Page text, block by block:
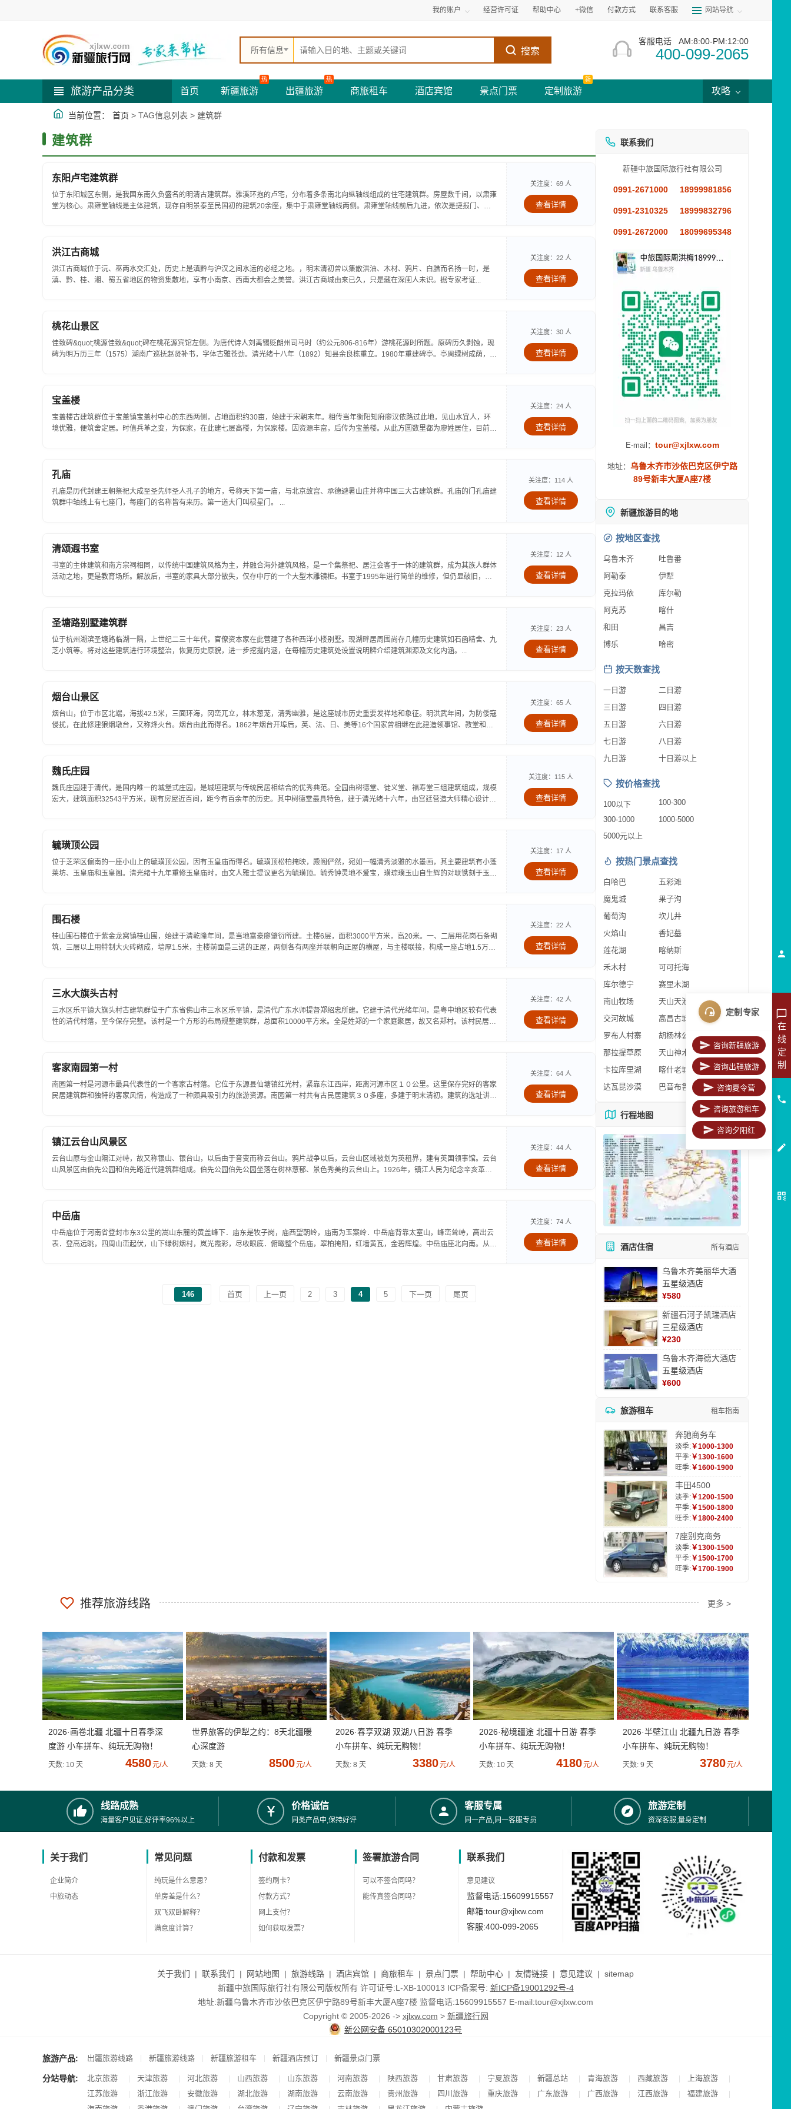
我的账户 经营许可证 帮助中心 +微信 付款方式 联系客服 网站导航
所有信息 搜索
客服电话 AM:8:00-PM:12:00
400-099-2065
旅游产品分类 首页 新疆旅游
热
出疆旅游
热
商旅租车 酒店宾馆 景点门票 定制旅游
新
攻略
当前位置： 首页 > TAG信息列表 > 建筑群
建筑群
东阳卢宅建筑群
位于东阳城区东侧，是我国东南久负盛名的明清古建筑群。雅溪环抱的卢宅，分布着多条南北向纵轴线组成的住宅建筑群。房屋数千间，以肃雍
堂为核心。肃雍堂轴线是主体建筑，现存自明景泰至民国初的建筑20余座，集中于肃雍堂轴线两侧。肃雍堂轴线前后九进，依次是捷报门、国
关注度：69 人
查看详情
洪江古商城
洪江古商城位于沅、巫两水交汇处，历史上是滇黔与沪汉之间水运的必经之地。，明末清初曾以集散洪油、木材、鸦片、白腊而名扬一时，是
滇、黔、桂、湘、蜀五省地区的物资集散地，享有小南京、西南大都会之美誉。洪江古商城由来已久，只是藏在深闺人未识。据专家考证...
关注度：22 人
查看详情
桃花山景区
佳致碑&quot;桃源佳致&quot;碑在桃花源宾馆左侧。为唐代诗人刘禹锡贬朗州司马时（约公元806-816年）游桃花源时所题。原碑历久剥蚀，现
碑为明万历三年（1575）湖南广巡抚赵贤补书，字体古雅苍劲。清光绪十八年（1892）知县余良栋重立。1980年重建碑亭。亭周绿树成荫，阡
关注度：30 人
查看详情
宝盖楼
宝盖楼古建筑群位于宝盖镇宝盖村中心的东西两侧，占地面积约30亩，始建于宋朝末年。相传当年衡阳知府廖汉依路过此地，见山水宜人，环
境优雅，便筑舍定居。时值兵革之变，为保家，在此建七层高楼，为保家楼。因资源丰富，后传为宝盖楼。从此方圆数里都为廖姓居住，目前仍
关注度：24 人
查看详情
孔庙
孔庙是历代封建王朝祭祀大成至圣先师圣人孔子的地方，号称天下第一庙，与北京故宫、承德避暑山庄并称中国三大古建筑群。孔庙的门孔庙建
筑群中轴线上有七座门，每座门的名称皆有来历。第一道大门叫棂星门。 ...
关注度：114 人
查看详情
清颂遐书室
书室的主体建筑和南方宗祠相同，以传统中国建筑风格为主，并融合海外建筑风格，是一个集祭祀、居注会客于一体的建筑群，成为其族人群体
活动之地，更是教育场所。解放后，书室的家具大部分散失，仅存中厅的一个大型木雕镜柜。书室于1995年进行简单的维修，但仍显破旧，不
关注度：12 人
查看详情
圣塘路别墅建筑群
位于杭州湖滨圣塘路临湖一隅，上世纪二三十年代，官僚资本家在此营建了各种西洋小楼别墅。现湖畔居周围尚存几幢历史建筑如石函精舍、九
芝小筑等。将对这些建筑进行环境整治，恢复历史原貌，进一步挖掘内涵，在每幢历史建筑处设置说明牌介绍建筑渊源及文化内涵。...
关注度：23 人
查看详情
烟台山景区
烟台山，位于市区北端，海拔42.5米，三面环海，冈峦兀立，林木葱茏，清秀幽雅，是这座城市历史重要发祥地和象征。明洪武年间，为防倭寇
侵扰，在此修建狼烟墩台，又称烽火台。烟台由此而得名。1862年烟台开埠后，英、法、日、美等16个国家曾相继在此建造领事馆、教堂和邮
关注度：65 人
查看详情
魏氏庄园
魏氏庄园建于清代，是国内唯一的城堡式庄园，是城垣建筑与传统民居相结合的优秀典范。全园由树德堂、徙义堂、福寿堂三组建筑组成，规模
宏大，建筑面积32543平方米，现有房屋近百间，距今有百余年的历史。其中树德堂最具特色，建于清光绪十六年，由宫廷营造大师精心设计，
关注度：115 人
查看详情
毓璜顶公园
位于芝罘区偏南的一座小山上的毓璜顶公园，因有玉皇庙而得名。毓璜顶松柏掩映，殿阁俨然，宛如一幅清秀淡雅的水墨画，其主要建筑有小蓬
莱坊、玉皇庙和玉皇阁。清光绪十九年重修玉皇庙时，由文人雅士提议更名为毓璜顶。毓秀钟灵地不爱宝，璜琮璞玉山自生辉的对联镌刻于玉皇
关注度：17 人
查看详情
围石楼
桂山围石楼位于紫金龙窝镇桂山围，始建于清乾隆年间，是当地富豪廖肇衍所建。主楼6层，面积3000平方米，高20米。一、二层用花岗石条砌
筑，三层以上用特制大火砖砌成，墙厚1.5米，主楼前面是三进的正屋，两侧各有两座并联朝向正屋的横屋，与主楼联接，构成一座占地1.5万平
关注度：22 人
查看详情
三水大旗头古村
三水区乐平镇大旗头村古建筑群位于广东省佛山市三水区乐平镇，是清代广东水师提督郑绍忠所建。它建于清代光绪年间，是粤中地区较有代表
性的清代村落，至今保存完整。该村是一个方形的布局规整建筑群，总面积10000平方米。全是姓郑的一个家庭聚居，故又名郑村。该村民居、
关注度：42 人
查看详情
客家南园第一村
南园第一村是河源市最具代表性的一个客家古村落。它位于东源县仙塘镇红光村，紧靠东江西岸，距离河源市区１０公里。这里保存完好的客家
民居建筑群和独特的客家风情，构造成了一种颇具吸引力的旅游资源。南园第一村共有古民居建筑３０多座，多建于明末清初。建筑的选址讲究
关注度：64 人
查看详情
镇江云台山风景区
云台山原与金山隔江对峙，故又称银山、银台山，以后由于音变而称云台山。鸦片战争以后，云台山区域被划为英租界，建有英国领事馆。云台
山风景区由伯先公园和伯先路近代建筑群组成。伯先公园伯先公园坐落在树林葱郁、景色秀美的云台山上。1926年，镇江人民为纪念辛亥革命
关注度：44 人
查看详情
中岳庙
中岳庙位于河南省登封市东3公里的嵩山东麓的黄盖峰下．庙东是牧子岗，庙西望朝岭，庙南为玉案岭．中岳庙背靠太室山，峰峦耸峙，高出云
表．登高远眺，四周山峦起伏，山下绿树烟村，岚光霞彩，尽收眼底．俯瞰整个岳庙，翠柏掩阳，红墙黄瓦，金碧辉煌。中岳庙座北向南。从名
关注度：74 人
查看详情
146 首页 上一页 2 3 4 5 下一页 尾页
联系我们
新疆中旅国际旅行社有限公司
0991-2671000 18999981856
0991-2310325 18999832796
0991-2672000 18099695348
E-mail： tour@xjlxw.com
地址： 乌鲁木齐市沙依巴克区伊宁路
89号新丰大厦A座7楼
新疆旅游目的地
按地区查找
乌鲁木齐
吐鲁番
阿勒泰
伊犁
克拉玛依
库尔勒
阿克苏
喀什
和田
昌吉
博乐
哈密
按天数查找
一日游
二日游
三日游
四日游
五日游
六日游
七日游
八日游
九日游
十日游以上
按价格查找
100以下
100-300
300-1000
1000-5000
5000元以上
按热门景点查找
白哈巴
五彩滩
魔鬼城
果子沟
葡萄沟
坎儿井
火焰山
香妃墓
莲花湖
喀纳斯
禾木村
可可托海
库尔德宁
赛里木湖
南山牧场
天山天池
交河故城
高昌古城
罗布人村寨
胡杨林公园
那拉提草原
天山神木园
卡拉库里湖
喀什老城区
达瓦昆沙漠
巴音布鲁克
行程地图 更多地图
酒店住宿 所有酒店
乌鲁木齐美丽华大酒
五星级酒店
¥580
新疆石河子凯瑞酒店
三星级酒店
¥230
乌鲁木齐海德大酒店
五星级酒店
¥600
旅游租车 租车指南
奔驰商务车
淡季:￥1000-1300
平季:￥1300-1600
旺季:￥1600-1900
丰田4500
淡季:￥1200-1500
平季:￥1500-1800
旺季:￥1800-2400
7座别克商务
淡季:￥1300-1500
平季:￥1500-1700
旺季:￥1700-1900
推荐旅游线路 更多 >
2026·画卷北疆 北疆十日春季深
度游 小车拼车、纯玩无购物！
天数: 10 天 4580元/人
世界旅客的伊犁之约：8天北疆暖
心深度游
天数: 8 天 8500元/人
2026·春享双湖 双湖八日游 春季
小车拼车、纯玩无购物！
天数: 8 天 3380元/人
2026·秘境疆途 北疆十日游 春季
小车拼车、纯玩无购物！
天数: 10 天 4180元/人
2026·半壁江山 北疆九日游 春季
小车拼车、纯玩无购物！
天数: 9 天 3780元/人
线路成熟
海量客户见证,好评率96%以上
价格诚信
同类产品中,保持好评
客服专属
同一产品,同一客服专员
旅游定制
资深客服,量身定制
关于我们
企业简介
中旅动态
常见问题
纯玩是什么意思？
单房差是什么？
双飞双卧解释？
满意度计算？
付款和发票
签约刷卡？
付款方式？
网上支付？
如何获取发票？
签署旅游合同
可以不签合同吗？
能传真签合同吗？
联系我们
意见建议
监督电话:15609915557
邮箱:tour@xjlxw.com
客服:400-099-2065
关于我们 | 联系我们 | 网站地图 | 旅游线路 | 酒店宾馆 | 商旅租车 | 景点门票 | 帮助中心 | 友情链接 | 意见建议 | sitemap
新疆中旅国际旅行社有限公司版权所有 许可证号:L-XB-100013 ICP备案号: 新ICP备19001292号-4
地址:新疆乌鲁木齐市沙依巴克区伊宁路89号新丰大厦A座7楼 监督电话:15609915557 E-mail:tour@xjlxw.com
Copyright © 2005-2026 -> xjlxw.com > 新疆旅行网
新公网安备 65010302000123号
旅游产品: 出疆旅游线路 | 新疆旅游线路 | 新疆旅游租车 | 新疆酒店预订 | 新疆景点门票
分站导航: 北京旅游 | 天津旅游 | 河北旅游 | 山西旅游 | 山东旅游 | 河南旅游 | 陕西旅游 | 甘肃旅游 | 宁夏旅游 | 新疆总站 | 青海旅游 | 西藏旅游 | 上海旅游 |
江苏旅游 | 浙江旅游 | 安徽旅游 | 湖北旅游 | 湖南旅游 | 云南旅游 | 贵州旅游 | 四川旅游 | 重庆旅游 | 广东旅游 | 广西旅游 | 江西旅游 | 福建旅游 |
在
线
定
制
定制专家
咨询新疆旅游
咨询出疆旅游
咨询夏令营
咨询旅游租车
咨询夕阳红